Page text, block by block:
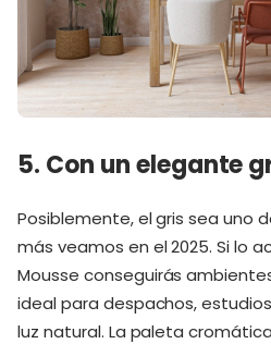
5. Con un elegante
Posiblemente, el gris sea uno
más veamos en el 2025. Si lo
Mousse conseguirás
ideal para despachos,
luz natural. La paleta